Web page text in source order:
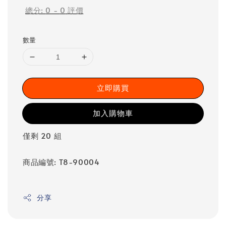
總分: 0 - 0 評價
數量
立即購買
加入購物車
僅剩 20 組
商品編號: T8-90004
分享